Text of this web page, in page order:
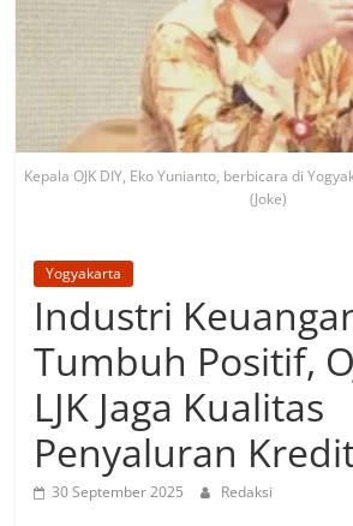
Kepala OJK DIY, Eko Yunianto, berbicara di
(Joke)
Yogyakarta
Industri
Tumbuh Positif,
LJK Jaga Kualitas
Penyaluran
30 September 2025 Redaksi